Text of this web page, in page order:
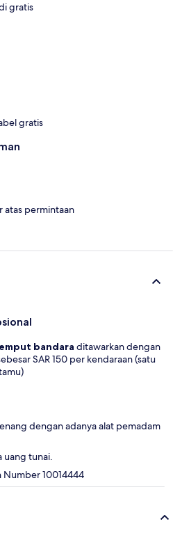
gratis
gratis
atas permintaan
bandara ditawarkan dengan
SAR 150 per kendaraan (satu
dengan adanya alat pemadam
uang tunai.
10014444